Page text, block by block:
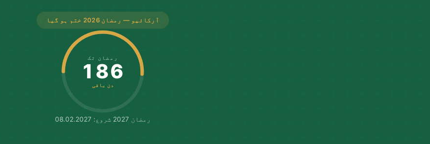
آرکائیو — رمضان 2026 ختم ہو گیا
رمضان تک
186
دن باقی
رمضان 2027 شروع: 08.02.2027